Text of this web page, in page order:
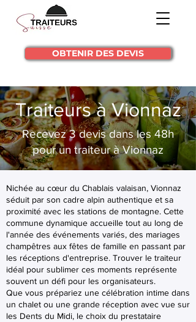
OBTENIR DES DEVIS
Traiteurs à Vionnaz
Recevez 3 devis dans les 48h
pour un traiteur à Vionnaz
Nichée au cœur du Chablais valaisan, Vionnaz
séduit par son cadre alpin authentique et sa
proximité avec les stations de montagne. Cette
commune dynamique accueille tout au long de
l'année des événements variés, des mariages
champêtres aux fêtes de famille en passant par
les réceptions d'entreprise. Trouver le traiteur
idéal pour sublimer ces moments représente
souvent un défi pour les organisateurs.
Que vous prépariez une célébration intime dans
un chalet ou une grande réception avec vue sur
les Dents du Midi, le choix du prestataire